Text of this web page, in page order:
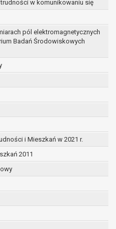
w komunikowaniu się
pól elektromagnetycznych
Badań Środowiskowych
i Mieszkań w 2021 r.
2011
roszczeń, a w
na przetwarzanie
i rozliczeniu umowy, do
o dofinansowanie
pozyskania
okres wynikający z
zawartej między
instytucją, trwałości
zachowania
celów kontrolnych.
przez
przysługuje
treści danych oraz
kopii na podstawie art. 15
sprostowania danych na